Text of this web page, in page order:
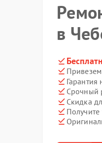
в
Срочный
Скидка